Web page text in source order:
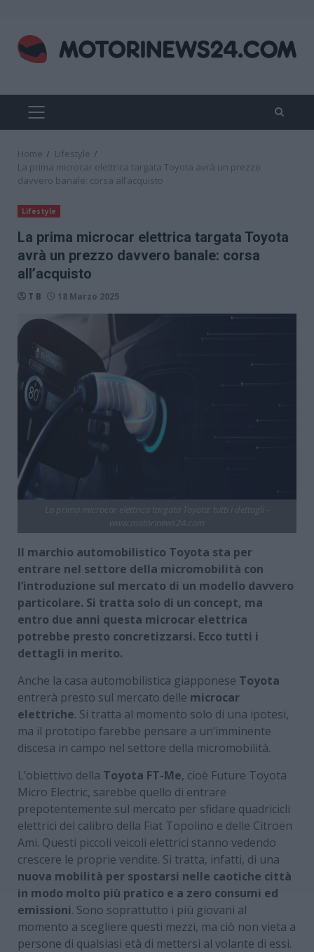
content
PRIMARY
MENU
Home
Lifestyle
La prima microcar elettrica targata Toyota avrà un prezzo
davvero banale: corsa all’acquisto
Lifestyle
La prima microcar elettrica targata Toyota
avrà un prezzo davvero banale: corsa
all’acquisto
T B 18 Marzo 2025
Il marchio automobilistico Toyota sta per
entrare nel settore della micromobilità con
l’introduzione sul mercato di un modello davvero
particolare. Si tratta solo di un concept, ma
entro due anni questa microcar elettrica
potrebbe presto concretizzarsi. Ecco tutti i
dettagli in merito.
Anche la casa automobilistica giapponese Toyota
entrerà presto sul mercato delle microcar
elettriche. Si tratta al momento solo di una ipotesi,
ma il prototipo farebbe pensare a un’imminente
discesa in campo nel settore della micromobilità.
L’obiettivo della Toyota FT-Me, cioè Future Toyota
Micro Electric, sarebbe quello di entrare
prepotentemente sul mercato per sfidare quadricicli
elettrici del calibro della Fiat Topolino e delle Citroën
Ami. Questi piccoli veicoli elettrici stanno vedendo
crescere le proprie vendite. Si tratta, infatti, di una
nuova mobilità per spostarsi nelle caotiche città
in modo molto più pratico e a zero consumi ed
emissioni. Sono soprattutto i più giovani al
momento a scegliere questi mezzi, ma ciò non vieta a
persone di qualsiasi età di mettersi al volante di essi.